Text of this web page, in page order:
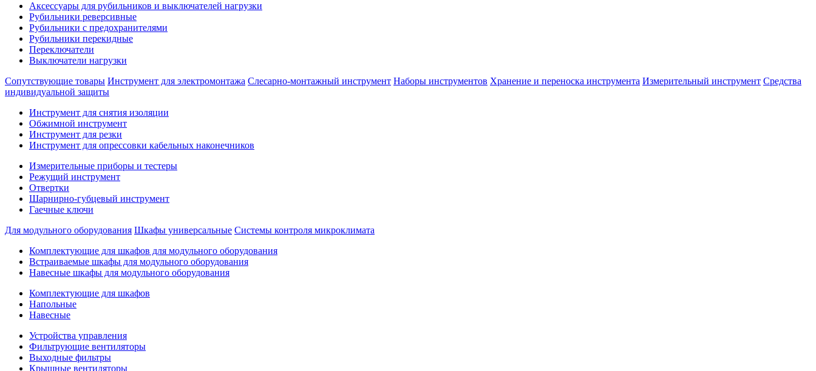
Аксессуары для рубильников и выключателей нагрузки
Рубильники реверсивные
Рубильники с предохранителями
Рубильники перекидные
Переключатели
Выключатели нагрузки
Сопутствующие товары Инструмент для электромонтажа Слесарно-монтажный инструмент Наборы инструментов Хранение и переноска инструмента Измерительный инструмент Средства
индивидуальной защиты
Инструмент для снятия изоляции
Обжимной инструмент
Инструмент для резки
Инструмент для опрессовки кабельных наконечников
Измерительные приборы и тестеры
Режущий инструмент
Отвертки
Шарнирно-губцевый инструмент
Гаечные ключи
Для модульного оборудования Шкафы универсальные Системы контроля микроклимата
Комплектующие для шкафов для модульного оборудования
Встраиваемые шкафы для модульного оборудования
Навесные шкафы для модульного оборудования
Комплектующие для шкафов
Напольные
Навесные
Устройства управления
Фильтрующие вентиляторы
Выходные фильтры
Крышные вентиляторы